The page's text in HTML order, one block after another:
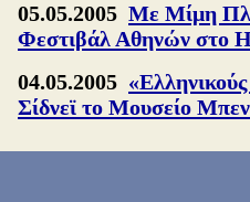
05.05.2005 Με Μίμη
Φεστιβάλ Αθηνών στο
04.05.2005
Σίδνεϊ το Μουσείο